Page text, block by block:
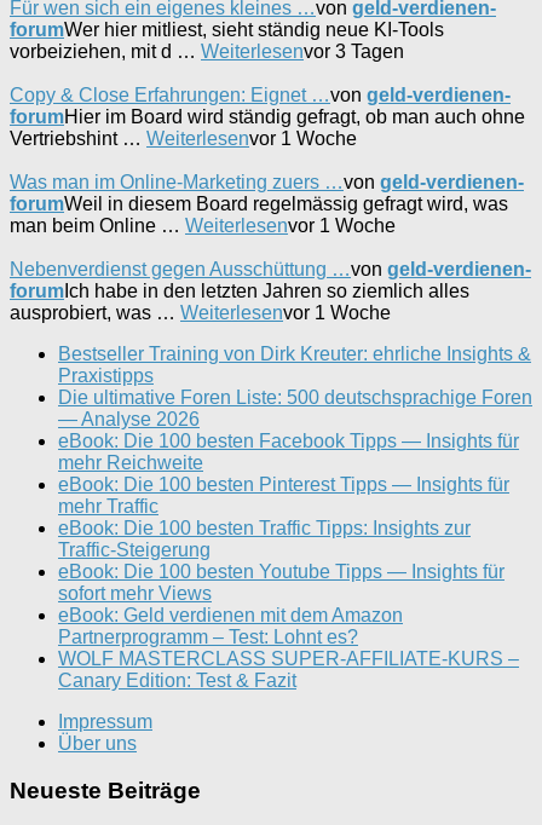
Für wen sich ein eigenes kleines …von geld-verdienen-
forumWer hier mitliest, sieht ständig neue KI-Tools
vorbeiziehen, mit d … Weiterlesenvor 3 Tagen
Copy & Close Erfahrungen: Eignet …von geld-verdienen-
forumHier im Board wird ständig gefragt, ob man auch ohne
Vertriebshint … Weiterlesenvor 1 Woche
Was man im Online-Marketing zuers …von geld-verdienen-
forumWeil in diesem Board regelmässig gefragt wird, was
man beim Online … Weiterlesenvor 1 Woche
Nebenverdienst gegen Ausschüttung …von geld-verdienen-
forum Ich habe in den letzten Jahren so ziemlich alles
ausprobiert, was … Weiterlesenvor 1 Woche
Bestseller Training von Dirk Kreuter: ehrliche Insights &
Praxistipps
Die ultimative Foren Liste: 500 deutschsprachige Foren
— Analyse 2026
eBook: Die 100 besten Facebook Tipps — Insights für
mehr Reichweite
eBook: Die 100 besten Pinterest Tipps — Insights für
mehr Traffic
eBook: Die 100 besten Traffic Tipps: Insights zur
Traffic-Steigerung
eBook: Die 100 besten Youtube Tipps — Insights für
sofort mehr Views
eBook: Geld verdienen mit dem Amazon
Partnerprogramm – Test: Lohnt es?
WOLF MASTERCLASS SUPER-AFFILIATE-KURS –
Canary Edition: Test & Fazit
Impressum
Über uns
Neueste Beiträge